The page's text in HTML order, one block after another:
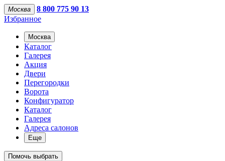
Москва
8 800 775 90 13
Избранное
Москва
Каталог
Галерея
Акция
Двери
Перегородки
Ворота
Конфигуратор
Каталог
Галерея
Адреса салонов
Еще
Помочь выбрать